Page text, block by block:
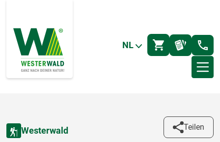
NL
Westerwald Teilen